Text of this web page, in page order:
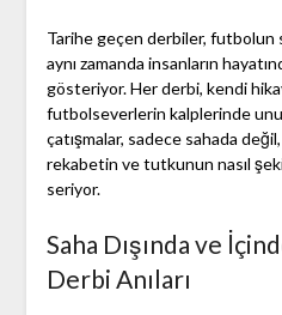
Tarihe geçen derbiler, futbolun
aynı zamanda insanların
gösteriyor. Her derbi, kendi
futbolseverlerin kalplerinde
çatışmalar, sadece sahada
rekabetin ve tutkunun nasıl
seriyor.
Saha Dışında ve
Derbi Anıları